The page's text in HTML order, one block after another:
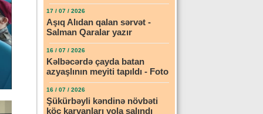
17 / 07 / 2026
Aşıq Alıdan qalan sərvət -
Salman Qaralar yazır
16 / 07 / 2026
Kəlbəcərdə çayda batan
azyaşlının meyiti tapıldı - Foto
16 / 07 / 2026
Şükürbəyli kəndinə növbəti
köç karvanları yola salındı